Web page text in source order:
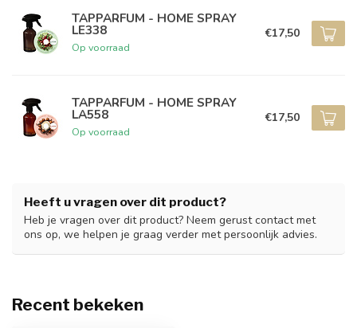
TAPPARFUM - HOME SPRAY
LE338
Op voorraad
€17,50
TAPPARFUM - HOME SPRAY
LA558
Op voorraad
€17,50
Heeft u vragen over dit product?
Heb je vragen over dit product? Neem gerust contact met
ons op, we helpen je graag verder met persoonlijk advies.
Recent bekeken